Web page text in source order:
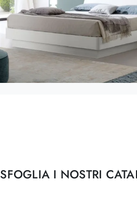
SFOGLIA I NOSTRI